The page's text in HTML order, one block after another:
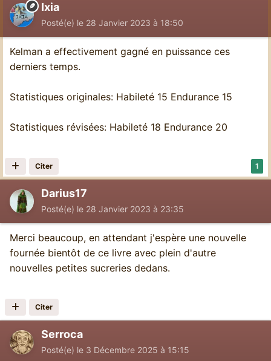
Ixia
Posté(e) le 28 Janvier 2023 à 18:50
Kelman a effectivement gagné en puissance ces
derniers temps.
Statistiques originales: Habileté 15 Endurance 15
Statistiques révisées: Habileté 18 Endurance 20
1
Citer
Darius17
Posté(e) le 28 Janvier 2023 à 23:35
Merci beaucoup, en attendant j'espère une nouvelle
fournée bientôt de ce livre avec plein d'autre
nouvelles petites sucreries dedans.
Citer
Serroca
Posté(e) le 3 Décembre 2025 à 15:15